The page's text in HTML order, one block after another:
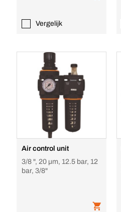
Vergelijk
Air control unit
3/8 ", 20 µm, 12.5 bar, 12
bar, 3/8"